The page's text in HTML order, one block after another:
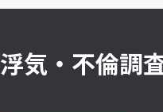
浮気・不倫調